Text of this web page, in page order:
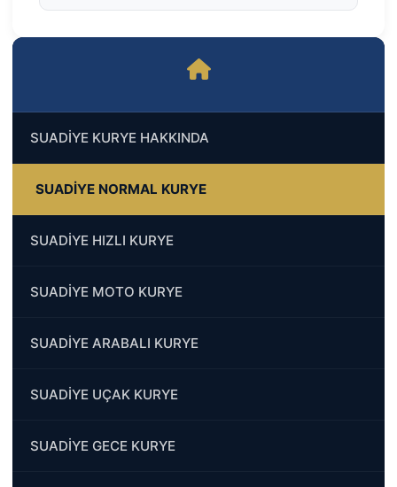
SUADİYE KURYE HAKKINDA
SUADİYE NORMAL KURYE
SUADİYE HIZLI KURYE
SUADİYE MOTO KURYE
SUADİYE ARABALI KURYE
SUADİYE UÇAK KURYE
SUADİYE GECE KURYE